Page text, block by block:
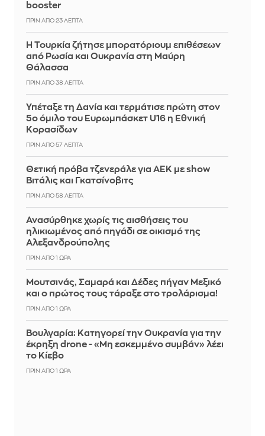
booster
ΠΡΙΝ ΑΠΌ 23 ΛΕΠΤΆ
Η Τουρκία ζήτησε μπορατόριουμ επιθέσεων
από Ρωσία και Ουκρανία στη Μαύρη
Θάλασσα
ΠΡΙΝ ΑΠΌ 38 ΛΕΠΤΆ
Υπέταξε τη Δανία και τερμάτισε πρώτη στον
5ο όμιλο του Ευρωμπάσκετ U16 η Εθνική
Κορασίδων
ΠΡΙΝ ΑΠΌ 57 ΛΕΠΤΆ
Θετική πρόβα τζενεράλε για ΑΕΚ με show
Βιτάλις και Γκατσίνοβιτς
ΠΡΙΝ ΑΠΌ 58 ΛΕΠΤΆ
Ανασύρθηκε χωρίς τις αισθήσεις του
ηλικιωμένος από πηγάδι σε οικισμό της
Αλεξανδρούπολης
ΠΡΙΝ ΑΠΌ 1 ΏΡΑ
Μουτσινάς, Σαμαρά και Δέδες πήγαν Μεξικό
και ο πρώτος τους τάραξε στο τρολάρισμα!
ΠΡΙΝ ΑΠΌ 1 ΏΡΑ
Βουλγαρία: Κατηγορεί την Ουκρανία για την
έκρηξη drone - «Μη εσκεμμένο συμβάν» λέει
το Κίεβο
ΠΡΙΝ ΑΠΌ 1 ΏΡΑ